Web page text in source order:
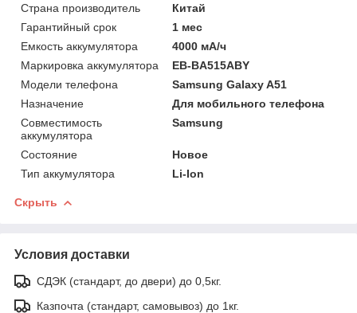
Страна производитель
Китай
Гарантийный срок
1 мес
Емкость аккумулятора
4000 мА/ч
Маркировка аккумулятора
EB-BA515ABY
Модели телефона
Samsung Galaxy A51
Назначение
Для мобильного телефона
Совместимость
аккумулятора
Samsung
Состояние
Новое
Тип аккумулятора
Li-Ion
Скрыть
Условия доставки
СДЭК (стандарт, до двери) до 0,5кг.
Казпочта (стандарт, самовывоз) до 1кг.